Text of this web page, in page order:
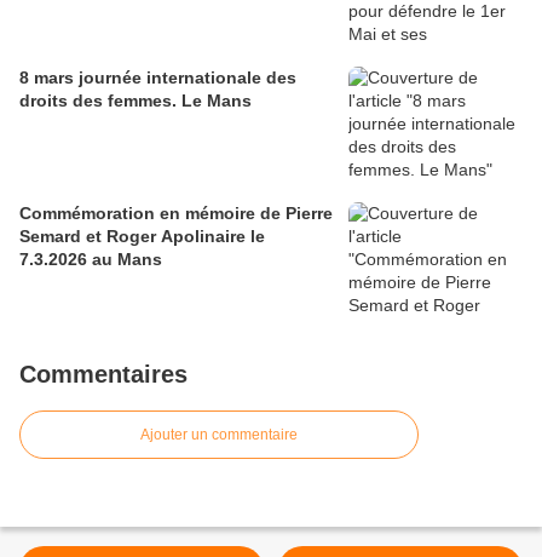
8 mars journée internationale des
droits des femmes. Le Mans
Commémoration en mémoire de Pierre
Semard et Roger Apolinaire le
7.3.2026 au Mans
Commentaires
Ajouter un commentaire